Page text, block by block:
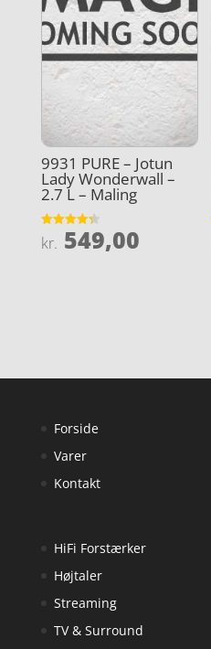
9931 PURE – Jotun
Lady Wonderwall –
2.7 L – Maling
Vurderet
4.3
kr. 549,00
Forside
Varer
Kontakt
HiFi Forstærker
Højtaler
Streaming
TV & Surround